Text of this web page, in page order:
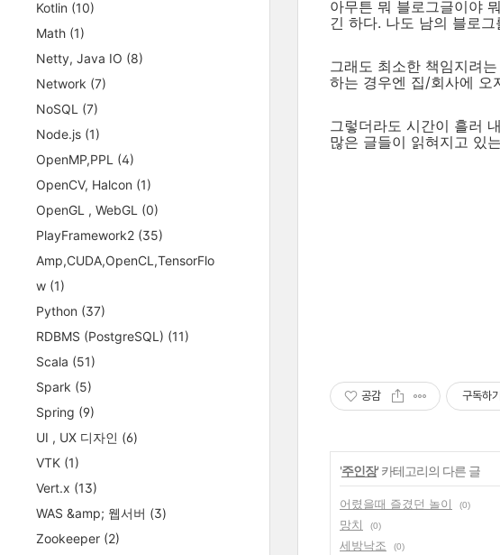
Kotlin (10)
Math (1)
Netty, Java IO (8)
Network (7)
NoSQL (7)
Node.js (1)
OpenMP,PPL (4)
OpenCV, Halcon (1)
OpenGL , WebGL (0)
PlayFramework2 (35)
Amp,CUDA,OpenCL,TensorFlo
w (1)
Python (37)
RDBMS (PostgreSQL) (11)
Scala (51)
Spark (5)
Spring (9)
UI , UX 디자인 (6)
VTK (1)
Vert.x (13)
WAS &amp; 웹서버 (3)
Zookeeper (2)
아무튼 뭐 블로그글이야
긴 하다. 나도 남의 블로
그래도 최소한 책임지려
하는 경우엔 집/회사에 오
그렇더라도 시간이 흘러
많은 글들이 읽혀지고 있
공감 구독하기
'주인장' 카테고리의 다른 글
어렸을때 즐겼던 놀이 (0)
망치
(0)
세방낙조
(0)